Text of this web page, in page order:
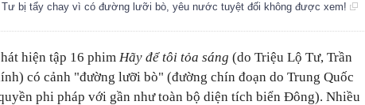
Tư bị tẩy chay vì có đường lưỡi bò, yêu nước tuyệt đối không được xem!
hiện tập 16 phim Hãy để tôi tỏa sáng (do Triệu Lộ Tư, Trần
có cảnh "đường lưỡi bò" (đường chín đoạn do Trung Quốc
phi pháp với gần như toàn bộ diện tích biển Ðông). Nhiều